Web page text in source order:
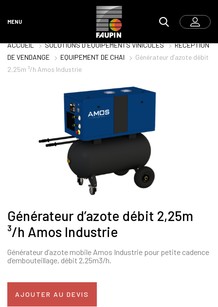
MENU
ACCUEIL SOLUTIONS D'ÉQUIPEMENTS VINICOLES
RÉCEPTION
DE VENDANGE
EQUIPEMENT DE CHAI
Générateur d’azote débit
2,25m ³/h Amos Industrie
Générateur d’azote débit 2,25m
³/h Amos Industrie
Générateur d’azote mobile Amos Industrie pour petite cadence
d’embouteillage, débit 2,25m3/h.
AJOUTER AU DEVIS